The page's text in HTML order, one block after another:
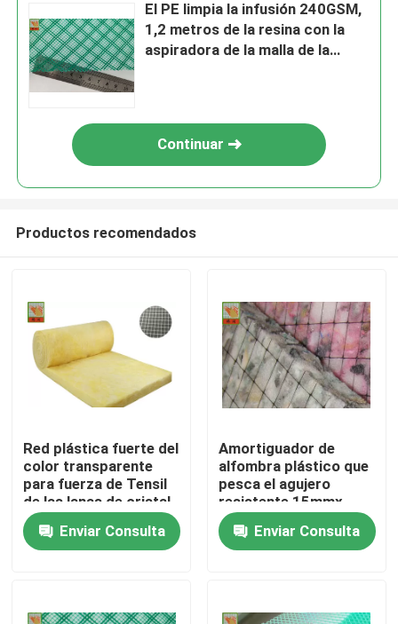
Hogar
El PE limpia la infusión 240GSM,
1,2 metros de la resina con la
aspiradora de la malla de la
Continuar
Productos recomendados
Red plástica fuerte del
color transparente
para fuerza de Tensil
de las lanas de cristal
de la ayuda la alta
Enviar Consulta
Amortiguador de
alfombra plástico que
pesca el agujero
resistente 15mmx
abierto 25m m del
moho de los
materiales de los PP
Enviar Consulta